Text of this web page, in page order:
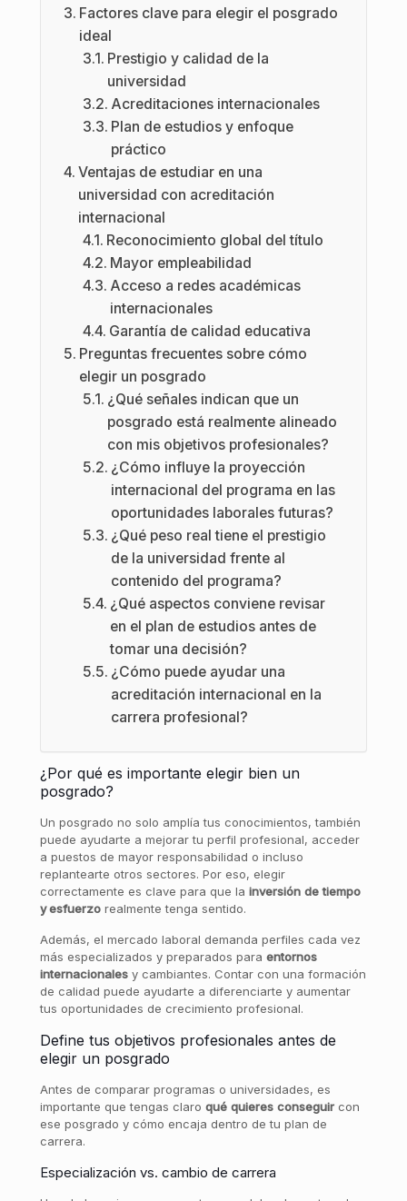
Factores clave para elegir el posgrado
ideal
Prestigio y calidad de la
universidad
Acreditaciones internacionales
Plan de estudios y enfoque
práctico
Ventajas de estudiar en una
universidad con acreditación
internacional
Reconocimiento global del título
Mayor empleabilidad
Acceso a redes académicas
internacionales
Garantía de calidad educativa
Preguntas frecuentes sobre cómo
elegir un posgrado
¿Qué señales indican que un
posgrado está realmente alineado
con mis objetivos profesionales?
¿Cómo influye la proyección
internacional del programa en las
oportunidades laborales futuras?
¿Qué peso real tiene el prestigio
de la universidad frente al
contenido del programa?
¿Qué aspectos conviene revisar
en el plan de estudios antes de
tomar una decisión?
¿Cómo puede ayudar una
acreditación internacional en la
carrera profesional?
¿Por qué es importante elegir bien un
posgrado?
Un posgrado no solo amplía tus conocimientos, también
puede ayudarte a mejorar tu perfil profesional, acceder
a puestos de mayor responsabilidad o incluso
replantearte otros sectores. Por eso, elegir
correctamente es clave para que la inversión de tiempo
y esfuerzorealmente tenga sentido.
Además, el mercado laboral demanda perfiles cada vez
más especializados y preparados para entornos
internacionalesy cambiantes. Contar con una formación
de calidad puede ayudarte a diferenciarte y aumentar
tus oportunidades de crecimiento profesional.
Define tus objetivos profesionales antes de
elegir un posgrado
Antes de comparar programas o universidades, es
importante que tengas claro qué quieres conseguircon
ese posgrado y cómo encaja dentro de tu plan de
carrera.
Especialización vs. cambio de carrera